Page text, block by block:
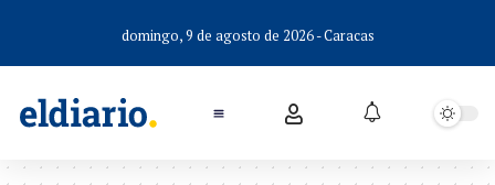
domingo, 9 de agosto de 2026 - Caracas